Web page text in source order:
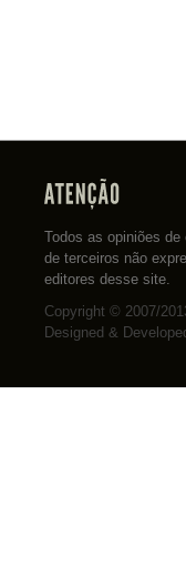
Todos as opiniões
de terceiros não
editores desse site.
Copyright © 2007/
Designed &